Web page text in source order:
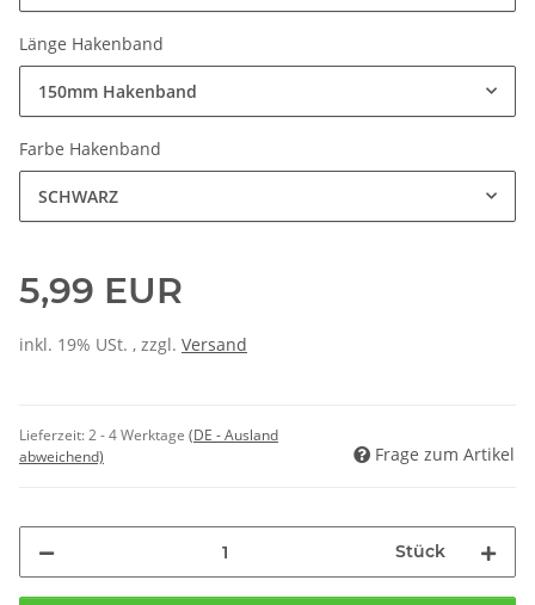
Länge Hakenband
150mm Hakenband
Farbe Hakenband
SCHWARZ
5,99 EUR
inkl. 19% USt. , zzgl. Versand
Lieferzeit:2 - 4 Werktage (DE - Ausland
abweichend)
Frage zum Artikel
Stück